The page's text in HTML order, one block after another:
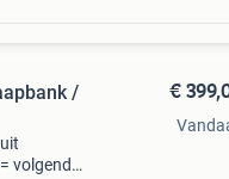
/
volgende
€